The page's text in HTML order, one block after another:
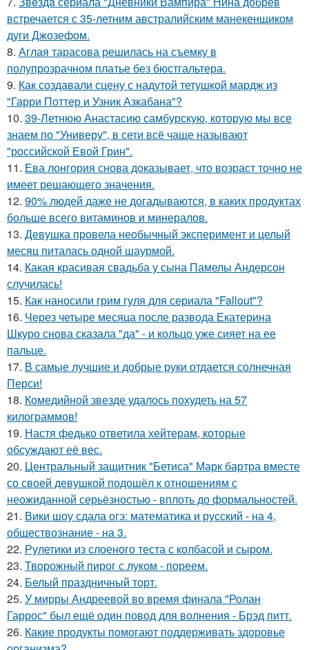
встречается с 35-летним австралийским манекенщиком
дуги Джозефом.
8. Аглая тарасова решилась на съемку в
полупрозрачном платье без бюстгальтера.
9. Как создавали сцену с надутой тетушкой мардж из
"Гарри Поттер и Узник Азкабана"?
10. 39-Летнюю Анастасию самбурскую, которую мы все
знаем по "Универу", в сети всё чаще называют
"российской Евой Грин".
11. Ева лонгория снова доказывает, что возраст точно не
имеет решающего значения.
12. 90% людей даже не догадываются, в каких продуктах
больше всего витаминов и минералов.
13. Девушка провела необычный эксперимент и целый
месяц питалась одной шаурмой.
14. Какая красивая свадьба у сына Памелы Андерсон
случилась!
15. Как наносили грим гуля для сериала "Fallout"?
16. Через четыре месяца после развода Екатерина
Шкуро снова сказала "да" - и кольцо уже сияет на ее
пальце.
17. В самые лучшие и добрые руки отдается солнечная
Перси!
18. Комедийной звезде удалось похудеть на 57
килограммов!
19. Настя федько ответила хейтерам, которые
обсуждают её вес.
20. Центральный защитник "Бетиса" Марк бартра вместе
со своей девушкой подошёл к отношениям с
неожиданной серьёзностью - вплоть до формальностей.
21. Вики шоу сдала огэ: математика и русский - на 4,
обществознание - на 3.
22. Рулетики из слоеного теста с колбасой и сыром.
23. Творожный пирог с луком - пореем.
24. Белый праздничный торт.
25. У мирры Андреевой во время финала "Ролан
Гаррос" был ещё один повод для волнения - Брэд питт.
26. Какие продукты помогают поддерживать здоровье